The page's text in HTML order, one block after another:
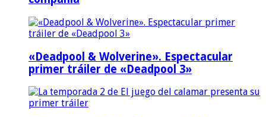
«Deadpool & Wolverine». Espectacular
primer tráiler de «Deadpool 3»